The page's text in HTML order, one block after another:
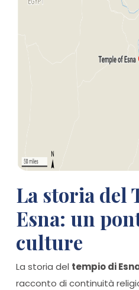
La storia del
Esna: un
culture
La storia del tempio di
racconto di continuità